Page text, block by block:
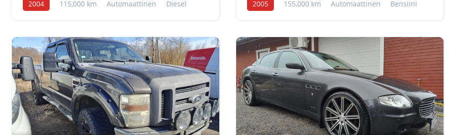
2004 115,000 km Automaattinen Diesel 2005 155,000 km Automaattinen Bensiini